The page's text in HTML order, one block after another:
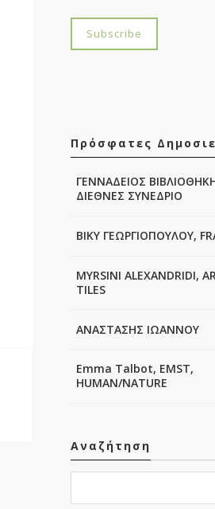
Πρόσφατες
ΓΕΝΝΑΔΕΙΟΣ
ΔΙΕΘΝΕΣ ΣΥΝΕΔΡΙΟ
ΒΙΚΥ ΓΕΩΡΓΙΟΠΟΥΛΟΥ,
MYRSINI ALEXANDRIDI,
TILES
ΑΝΑΣΤΑΣΗΣ ΙΩΑΝΝΟΥ
Emma Talbot, EMST,
HUMAN/NATURE
Αναζήτηση